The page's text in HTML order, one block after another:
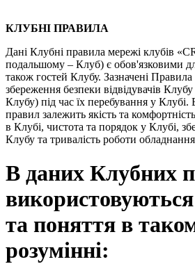
КЛУБНІ ПРАВИЛА
Дані Клубні правила мережі клубів
подальшому – Клуб) є обов'язковими
також гостей Клубу. Зазначені
збереження безпеки відвідувачів
Клубу) під час їх перебування у
правил залежить якість та
в Клубі, чистота та порядок у Клубі,
Клубу та тривалість роботи
В даних Клубних
та поняття в
розумінні: